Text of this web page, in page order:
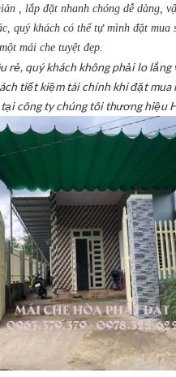
, lắp đặt nhanh chóng dễ dàng,
quý khách có thể tự mình đặt mua
mái che tuyệt đẹp.
rẻ, quý khách không phải lo lắng
tiết kiệm tài chính khi đặt mua
công ty chúng tôi thương hiệu